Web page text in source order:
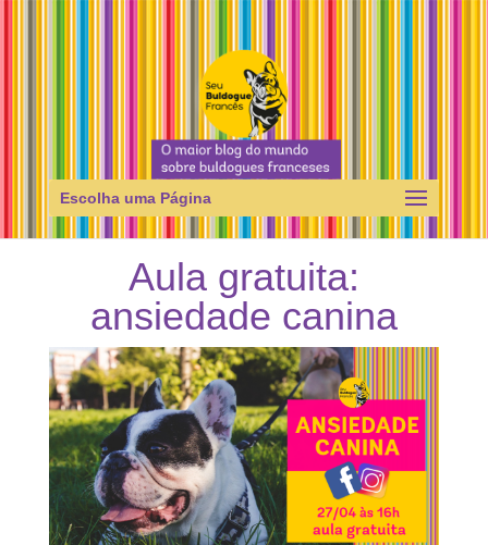
Escolha uma Página
Aula gratuita:
ansiedade canina